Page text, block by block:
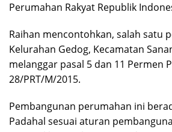
Perumahan Rakyat Republik
Raihan mencontohkan, salah satu
Kelurahan Gedog, Kecamatan
melanggar pasal 5 dan 11 Permen
28/PRT/M/2015.
Pembangunan perumahan ini
Padahal sesuai aturan